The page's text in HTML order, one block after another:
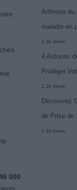
000
Arthrose du
maladie en
1.3k views
4 Astuces
Protéger
1.2k views
Découvrez
de Prise de
1.1k views